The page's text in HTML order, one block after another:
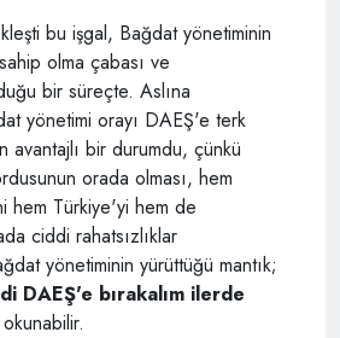
bu işgal, Bağdat yönetiminin
olma çabası ve
bir süreçte. Aslına
yönetimi orayı DAEŞ'e terk
avantajlı bir durumdu, çünkü
orada olması, hem
hem Türkiye'yi hem de
ciddi rahatsızlıklar
yönetiminin yürüttüğü mantık;
DAEŞ'e bırakalım ilerde